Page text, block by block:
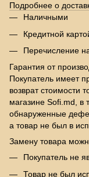
Подробнее о
Наличными
Кредитной
Перечисление
Гарантия от
Покупатель имеет
возврат стоимости
магазине Sofi.md, в
обнаруженные
а товар не был в
Замену товара
Покупатель не
Товар не был